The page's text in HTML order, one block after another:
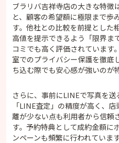
ブラリバ吉祥寺店の大きな特徴
と、顧客の希望額に極限まで歩
す。他社との比較を前提とした
高値を提示できるよう「限界ま
コミでも高く評価されています
室でのプライバシー保護を徹底
ち込む際でも安心感が強いのが
さらに、事前にLINEで写真を
「LINE査定」の精度が高く、
離が少ない点も利用者から信頼
す。予約特典として成約金額に
ンペーンも頻繁に行われています